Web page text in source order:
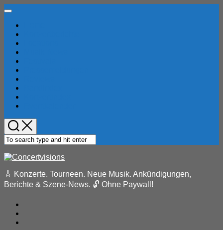
Skip
content
Expand
🎸 Konzerte. Tourneen. Neue Musik. Ankündigungen,
Berichte & Szene-News. 🔓 Ohne Paywall!